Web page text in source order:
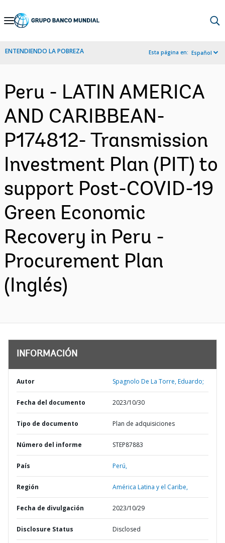
Skip
Navigation
ENTENDIENDO LA POBREZA Esta página en: Español
Peru - LATIN AMERICA
AND CARIBBEAN-
P174812- Transmission
Investment Plan (PIT) to
support Post-COVID-19
Green Economic
Recovery in Peru -
Procurement Plan
(Inglés)
INFORMACIÓN
Autor Spagnolo De La Torre, Eduardo;
Fecha del documento 2023/10/30
Tipo de documento Plan de adquisiciones
Número del informe STEP87883
País Perú,
Región América Latina y el Caribe,
Fecha de divulgación 2023/10/29
Disclosure Status Disclosed